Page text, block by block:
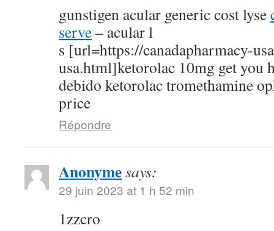
gunstigen acular generic cost lyse
serve– acular l
s [url=https://canadapharmacy-
usa.html]ketorolac 10mg get you
debido ketorolac tromethamine
price
Répondre
Anonymesays:
29 juin 2023 at 1 h 52 min
1zzcro